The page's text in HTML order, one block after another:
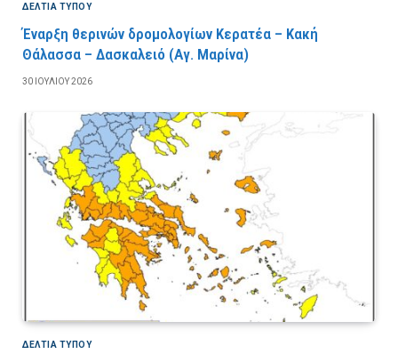
ΔΕΛΤΙΑ ΤΥΠΟΥ
Έναρξη θερινών δρομολογίων Κερατέα – Κακή
Θάλασσα – Δασκαλειό (Αγ. Μαρίνα)
30 ΙΟΥΛΊΟΥ 2026
ΔΕΛΤΙΑ ΤΥΠΟΥ